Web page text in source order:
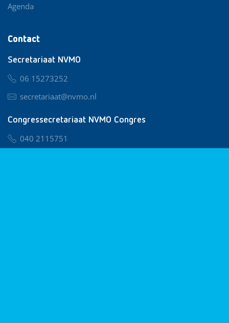
Contact
Secretariaat NVMO
06 15273252
secretariaat@nvmo.nl
Congressecretariaat NVMO Congres
040 2115751
Agenda